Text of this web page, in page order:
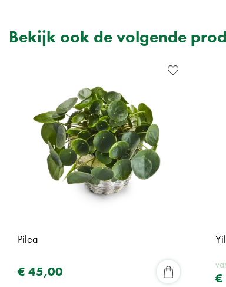
Bekijk ook de volgende
Pilea
€ 45,00 €